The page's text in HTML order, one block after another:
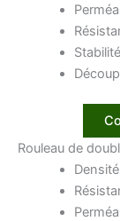
Rouleau de